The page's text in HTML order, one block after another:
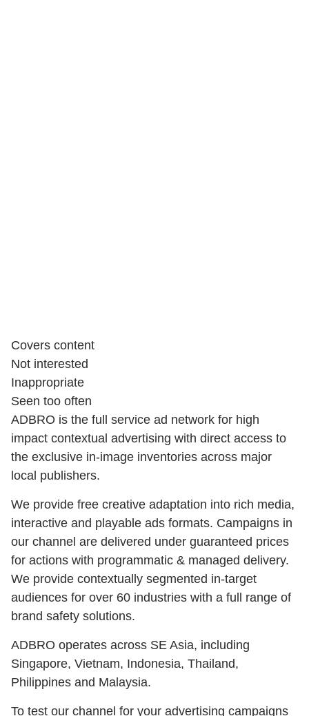
Covers content
Not interested
Inappropriate
Seen too often
ADBRO is the full service ad network for high
impact contextual advertising with direct access to
the exclusive in-image inventories across major
local publishers.
We provide free creative adaptation into rich media,
interactive and playable ads formats. Campaigns in
our channel are delivered under guaranteed prices
for actions with programmatic & managed delivery.
We provide contextually segmented in-target
audiences for over 60 industries with a full range of
brand safety solutions.
ADBRO operates across SE Asia, including
Singapore, Vietnam, Indonesia, Thailand,
Philippines and Malaysia.
To test our channel for your advertising campaigns